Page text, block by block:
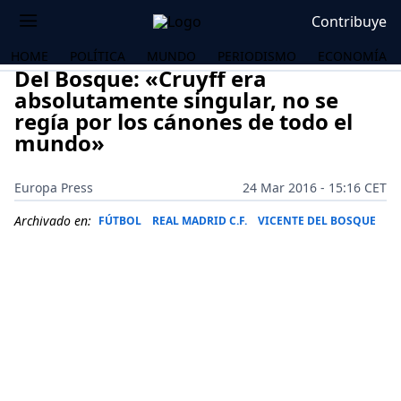
Contribuye
HOME POLÍTICA MUNDO PERIODISMO ECONOMÍA
Del Bosque: «Cruyff era
absolutamente singular, no se
regía por los cánones de todo el
mundo»
Europa Press
24 Mar 2016 - 15:16 CET
Archivado en: FÚTBOL REAL MADRID C.F. VICENTE DEL BOSQUE